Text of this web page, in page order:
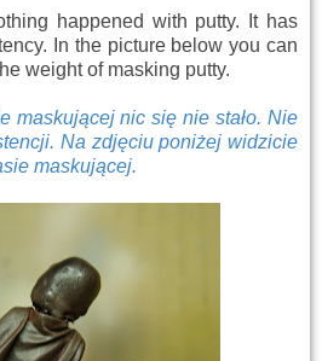
happened with putty. It has
In the picture below you can
weight of masking putty.
maskującej nic się nie stało. Nie
Na zdjęciu poniżej widzicie
maskującej.